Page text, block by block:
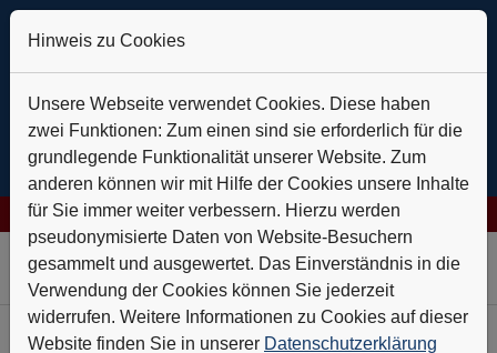
Verlässlich auf Kurs+++Daldrup & Söhne: Geothermie
Skip to main navigation
Skip to main content
Skip to page footer
Hinweis zu Cookies
Unsere Webseite verwendet Cookies. Diese haben
zwei Funktionen: Zum einen sind sie erforderlich für die
grundlegende Funktionalität unserer Website. Zum
anderen können wir mit Hilfe der Cookies unsere Inhalte
für Sie immer weiter verbessern. Hierzu werden
pseudonymisierte Daten von Website-Besuchern
gesammelt und ausgewertet. Das Einverständnis in die
Verwendung der Cookies können Sie jederzeit
widerrufen. Weitere Informationen zu Cookies auf dieser
Website finden Sie in unserer Datenschutzerklärung